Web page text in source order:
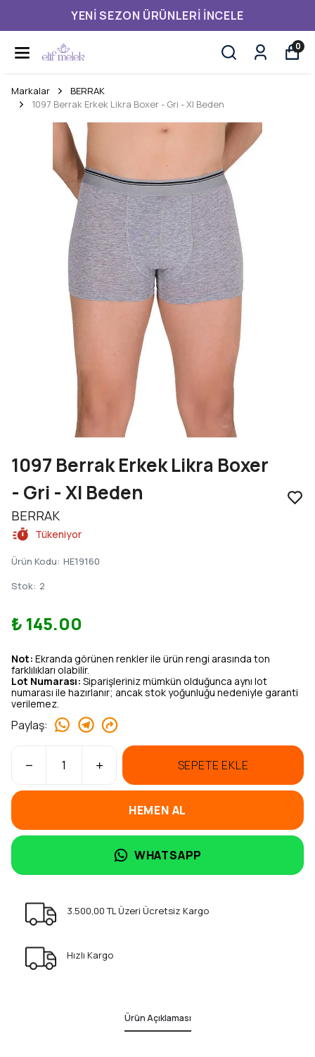
YENI SEZON ÜRÜNLERI İNCELE
0
Markalar
BERRAK
1097 Berrak Erkek Likra Boxer - Gri - Xl Beden
1097 Berrak Erkek Likra Boxer
- Gri - Xl Beden
BERRAK
Tükeniyor
Ürün Kodu: HE19160
Stok: 2
₺ 145.00
Not: Ekranda görünen renkler ile ürün rengi arasında ton
farklılıkları olabilir.
Lot Numarası: Siparişleriniz mümkün olduğunca aynı lot
numarası ile hazırlanır; ancak stok yoğunluğu nedeniyle garanti
verilemez.
Paylaş:
SEPETE EKLE
HEMEN AL
WHATSAPP
3.500,00 TL Üzeri Ücretsiz Kargo
Hızlı Kargo
Ürün Açıklaması